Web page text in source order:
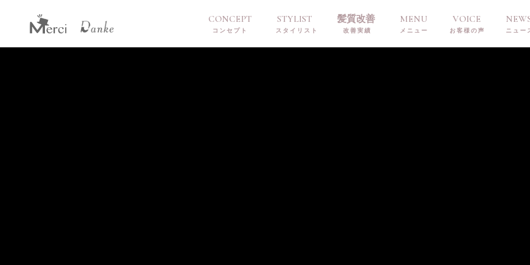
CONCEPT STYLIST 髪質改善 MENU VOICE